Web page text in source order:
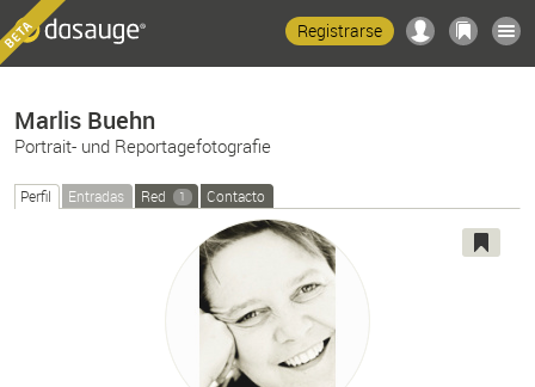
Registrarse
Marlis Buehn
Portrait- und Reportagefotografie
Perfil Entradas Red 1 Contacto